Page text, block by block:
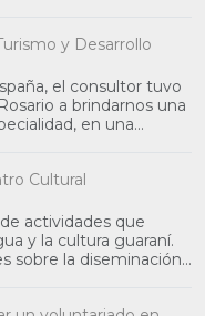
y Desarrollo
el consultor tuvo
a brindarnos una
en una
Cultural
actividades que
y la cultura guaraní.
sobre la diseminación